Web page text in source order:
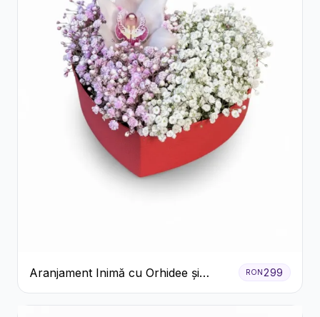
Aranjament Inimă cu Orhidee și
Floarea Miresei
RON 299